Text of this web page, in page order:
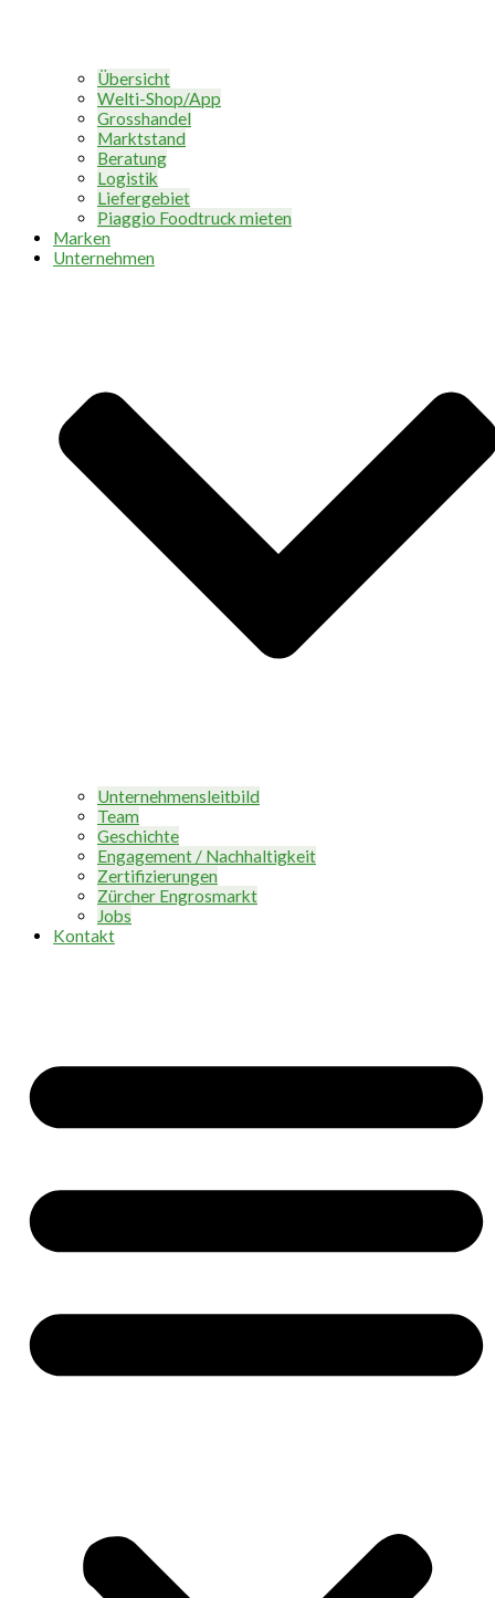
Übersicht
Welti-Shop/App
Grosshandel
Marktstand
Beratung
Logistik
Liefergebiet
Piaggio Foodtruck mieten
Marken
Unternehmen
Unternehmensleitbild
Team
Geschichte
Engagement / Nachhaltigkeit
Zertifizierungen
Zürcher Engrosmarkt
Jobs
Kontakt